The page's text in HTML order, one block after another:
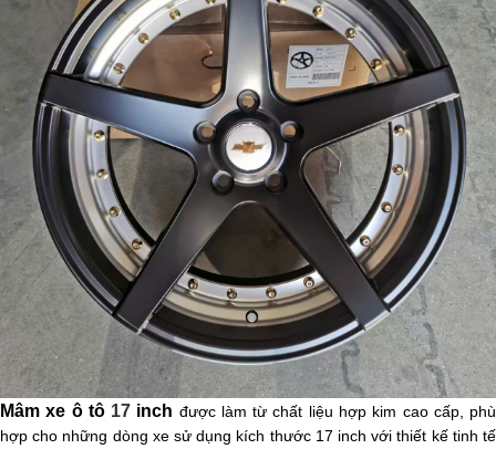
Mâm xe ô tô17 inch được làm từ chất liệu hợp kim cao cấp, phù
hợp cho những dòng xe sử dụng kích thước 17 inchvới thiết kế tinh tế